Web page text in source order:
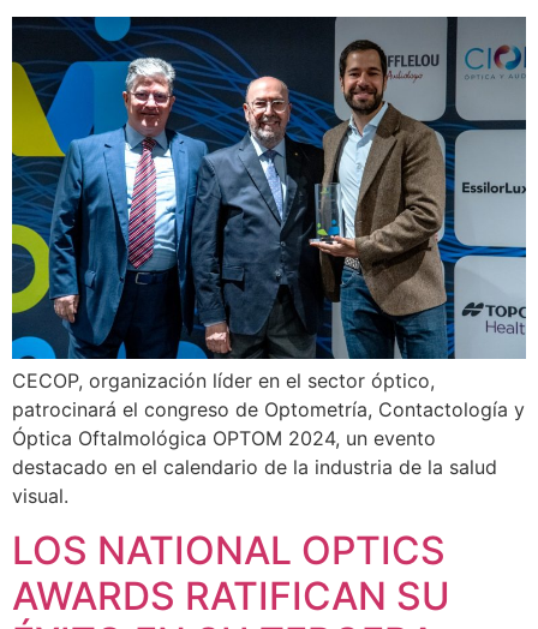
CECOP, organización líder en el sector óptico,
patrocinará el congreso de Optometría, Contactología y
Óptica Oftalmológica OPTOM 2024, un evento
destacado en el calendario de la industria de la salud
visual.
LOS NATIONAL OPTICS
AWARDS RATIFICAN SU